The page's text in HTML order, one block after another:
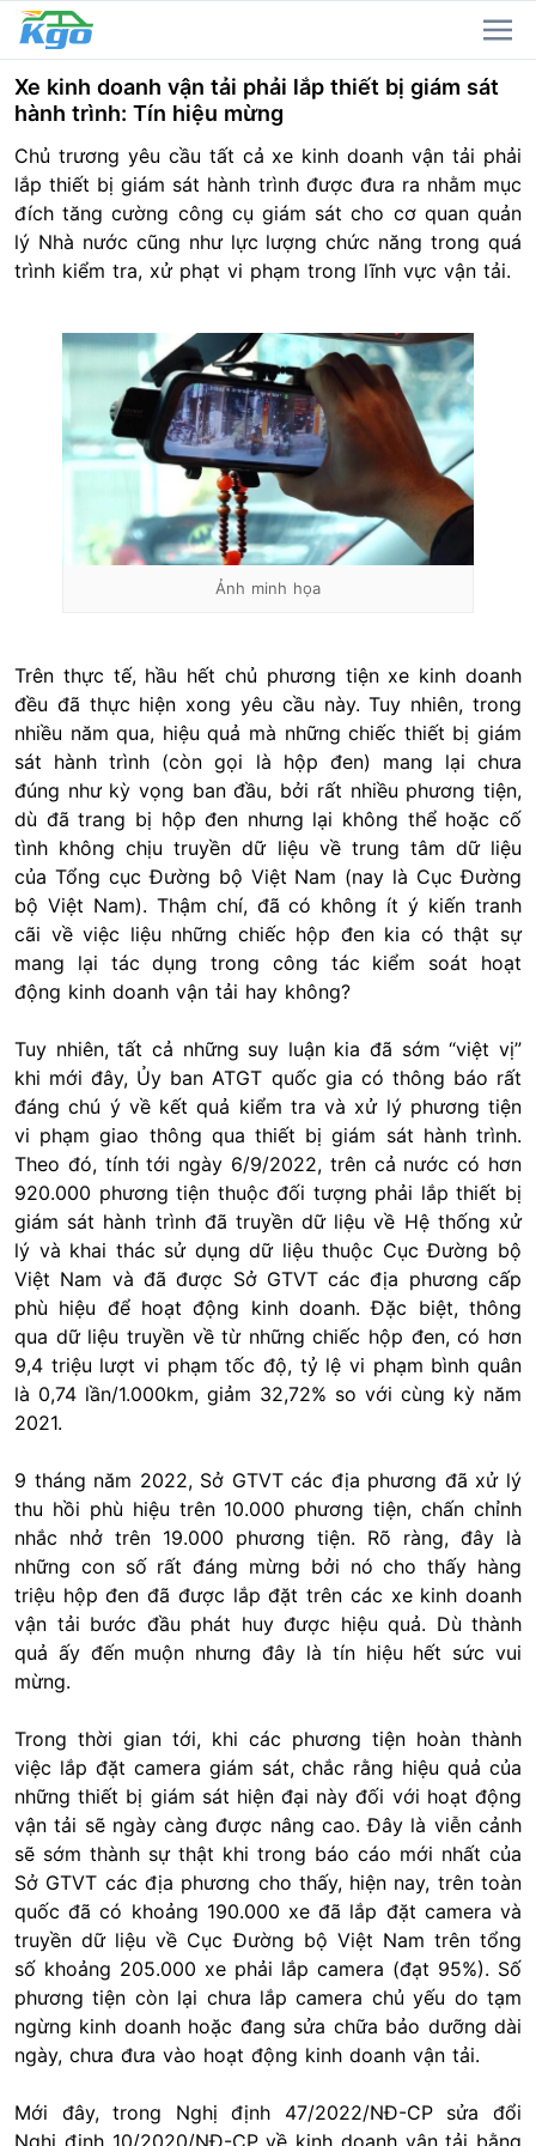
Xe kinh doanh vận tải phải lắp thiết bị giám sát
hành trình: Tín hiệu mừng
Chủ trương yêu cầu tất cả xe kinh doanh vận tải phải
lắp thiết bị giám sát hành trình được đưa ra nhằm mục
đích tăng cường công cụ giám sát cho cơ quan quản
lý Nhà nước cũng như lực lượng chức năng trong quá
trình kiểm tra, xử phạt vi phạm trong lĩnh vực vận tải.
Ảnh minh họa
Trên thực tế, hầu hết chủ phương tiện xe kinh doanh
đều đã thực hiện xong yêu cầu này. Tuy nhiên, trong
nhiều năm qua, hiệu quả mà những chiếc thiết bị giám
sát hành trình (còn gọi là hộp đen) mang lại chưa
đúng như kỳ vọng ban đầu, bởi rất nhiều phương tiện,
dù đã trang bị hộp đen nhưng lại không thể hoặc cố
tình không chịu truyền dữ liệu về trung tâm dữ liệu
của Tổng cục Đường bộ Việt Nam (nay là Cục Đường
bộ Việt Nam). Thậm chí, đã có không ít ý kiến tranh
cãi về việc liệu những chiếc hộp đen kia có thật sự
mang lại tác dụng trong công tác kiểm soát hoạt
động kinh doanh vận tải hay không?
Tuy nhiên, tất cả những suy luận kia đã sớm “việt vị”
khi mới đây, Ủy ban ATGT quốc gia có thông báo rất
đáng chú ý về kết quả kiểm tra và xử lý phương tiện
vi phạm giao thông qua thiết bị giám sát hành trình.
Theo đó, tính tới ngày 6/9/2022, trên cả nước có hơn
920.000 phương tiện thuộc đối tượng phải lắp thiết bị
giám sát hành trình đã truyền dữ liệu về Hệ thống xử
lý và khai thác sử dụng dữ liệu thuộc Cục Đường bộ
Việt Nam và đã được Sở GTVT các địa phương cấp
phù hiệu để hoạt động kinh doanh. Đặc biệt, thông
qua dữ liệu truyền về từ những chiếc hộp đen, có hơn
9,4 triệu lượt vi phạm tốc độ, tỷ lệ vi phạm bình quân
là 0,74 lần/1.000km, giảm 32,72% so với cùng kỳ năm
2021.
9 tháng năm 2022, Sở GTVT các địa phương đã xử lý
thu hồi phù hiệu trên 10.000 phương tiện, chấn chỉnh
nhắc nhở trên 19.000 phương tiện. Rõ ràng, đây là
những con số rất đáng mừng bởi nó cho thấy hàng
triệu hộp đen đã được lắp đặt trên các xe kinh doanh
vận tải bước đầu phát huy được hiệu quả. Dù thành
quả ấy đến muộn nhưng đây là tín hiệu hết sức vui
mừng.
Trong thời gian tới, khi các phương tiện hoàn thành
việc lắp đặt camera giám sát, chắc rằng hiệu quả của
những thiết bị giám sát hiện đại này đối với hoạt động
vận tải sẽ ngày càng được nâng cao. Đây là viễn cảnh
sẽ sớm thành sự thật khi trong báo cáo mới nhất của
Sở GTVT các địa phương cho thấy, hiện nay, trên toàn
quốc đã có khoảng 190.000 xe đã lắp đặt camera và
truyền dữ liệu về Cục Đường bộ Việt Nam trên tổng
số khoảng 205.000 xe phải lắp camera (đạt 95%). Số
phương tiện còn lại chưa lắp camera chủ yếu do tạm
ngừng kinh doanh hoặc đang sửa chữa bảo dưỡng dài
ngày, chưa đưa vào hoạt động kinh doanh vận tải.
Mới đây, trong Nghị định 47/2022/NĐ-CP sửa đổi
Nghị định 10/2020/NĐ-CP về kinh doanh vận tải bằng